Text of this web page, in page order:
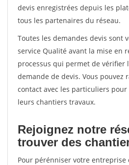
devis enregistrées depuis les
tous les partenaires du réseau.
Toutes les demandes devis sont
service Qualité avant la mise en
processus qui permet de vérifier
demande de devis. Vous pouvez
contact avec les particuliers
leurs chantiers travaux.
Rejoignez notre
trouver des
Pour pérénniser votre